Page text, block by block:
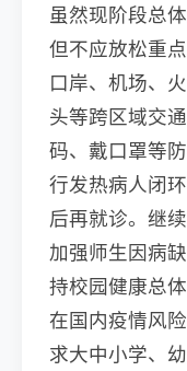
虽然现阶段总
但不应放松重
口岸、机场、
头等跨区域交
码、戴口罩等
行发热病人闭
后再就诊。继
加强师生因病
持校园健康总体
在国内疫情风
求大中小学、